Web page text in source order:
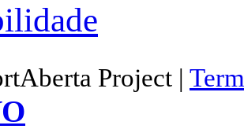
Project |